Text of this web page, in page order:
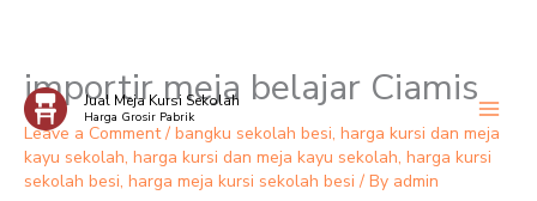
Skip
content
Jual Meja Kursi Sekolah
Harga Grosir Pabrik
importir meja belajar Ciamis
Leave a Comment / bangku sekolah besi, harga kursi dan meja
kayu sekolah, harga kursi dan meja kayu sekolah, harga kursi
sekolah besi, harga meja kursi sekolah besi / By admin